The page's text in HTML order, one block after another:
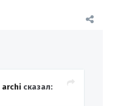
archi сказал: